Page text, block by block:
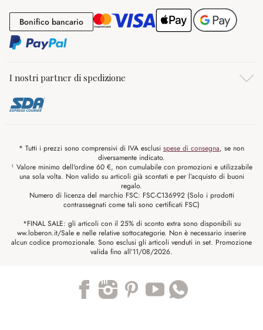
Bonifico bancarioBonifico bancario
I nostri partner di spedizione
* Tutti i prezzi sono comprensivi di IVA esclusi spese di consegna, se non
diversamente indicato.
¹ Valore minimo dell'ordine 60 €, non cumulabile con promozioni e utilizzabile
una sola volta. Non valido su articoli già scontati e per l’acquisto di buoni
regalo.
Numero di licenza del marchio FSC: FSC-C136992 (Solo i prodotti
contrassegnati come tali sono certificati FSC)
*FINAL SALE: gli articoli con il 25% di sconto extra sono disponibili su
ww.loberon.it/Sale e nelle relative sottocategorie. Non è necessario inserire
alcun codice promozionale. Sono esclusi gli articoli venduti in set. Promozione
valida fino all’11/08/2026.